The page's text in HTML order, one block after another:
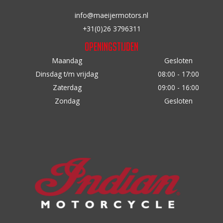
info@maeijermotors.nl
+31(0)26 3796311
Openingstijden
Maandag
Gesloten
Dinsdag t/m vrijdag
08:00 - 17:00
Zaterdag
09:00 - 16:00
Zondag
Gesloten